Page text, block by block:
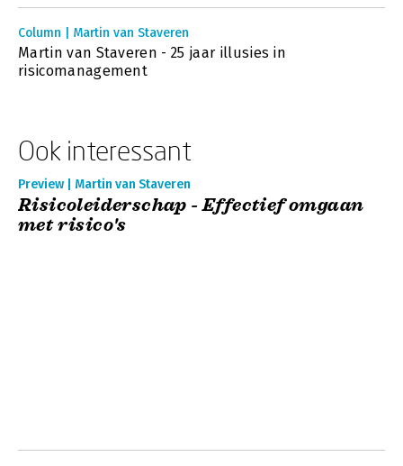
Column | Martin van Staveren
Martin van Staveren - 25 jaar illusies in
risicomanagement
Ook interessant
Preview | Martin van Staveren
Risicoleiderschap - Effectief omgaan
met risico's